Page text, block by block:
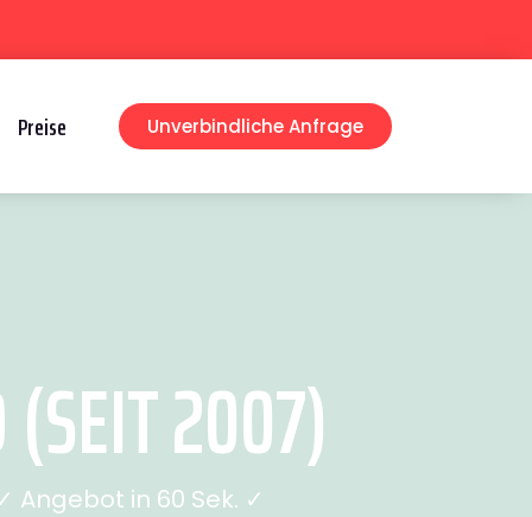
Preise Unverbindliche Anfrage
(SEIT 2007)
Angebot in 60 Sek. ✓